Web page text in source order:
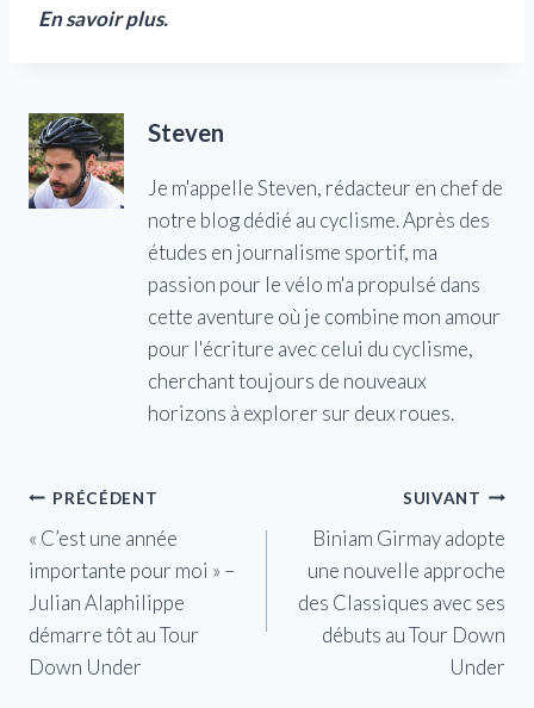
En savoir plus.
Steven
Je m'appelle Steven, rédacteur en chef de
notre blog dédié au cyclisme. Après des
études en journalisme sportif, ma
passion pour le vélo m'a propulsé dans
cette aventure où je combine mon amour
pour l'écriture avec celui du cyclisme,
cherchant toujours de nouveaux
horizons à explorer sur deux roues.
Navigation
de
l’article
PRÉCÉDENT
« C’est une année
importante pour moi » –
Julian Alaphilippe
démarre tôt au Tour
Down Under
SUIVANT
Biniam Girmay adopte
une nouvelle approche
des Classiques avec ses
débuts au Tour Down
Under